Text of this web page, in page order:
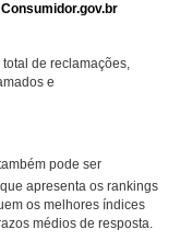
de reclamações,
e
pode ser
apresenta os rankings
os melhores índices
médios de resposta.